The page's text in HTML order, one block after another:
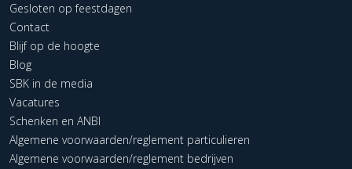
Gesloten op feestdagen
Contact
Blijf op de hoogte
Blog
SBK in de media
Vacatures
Schenken en ANBI
Algemene voorwaarden/reglement particulieren
Algemene voorwaarden/reglement bedrijven